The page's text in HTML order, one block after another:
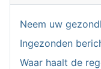
Neem uw
Ingezonden
Waar haalt de